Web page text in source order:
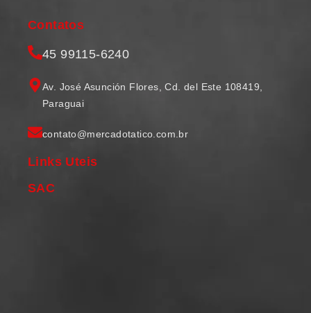
Contatos
45 99115-6240
Av. José Asunción Flores, Cd. del Este 108419,
Paraguai
contato@mercadotatico.com.br
Links Uteis
SAC